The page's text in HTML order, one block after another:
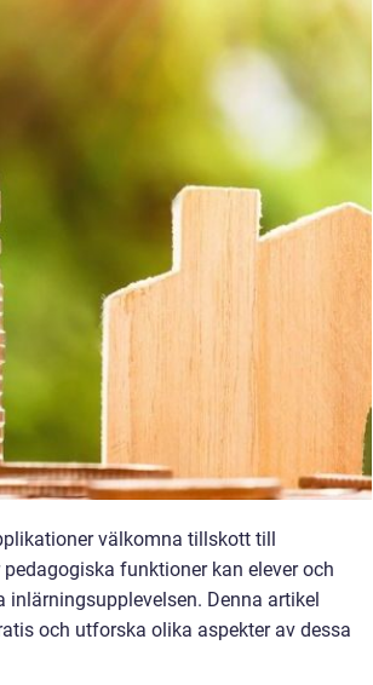
välkomna tillskott till
funktioner kan elever och
Denna artikel
och utforska olika aspekter av dessa